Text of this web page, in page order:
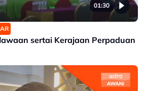
01:30
sertai Kerajaan Perpaduan